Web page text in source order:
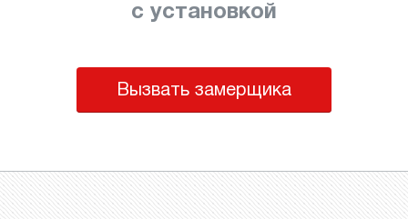
с установкой
Вызвать замерщика